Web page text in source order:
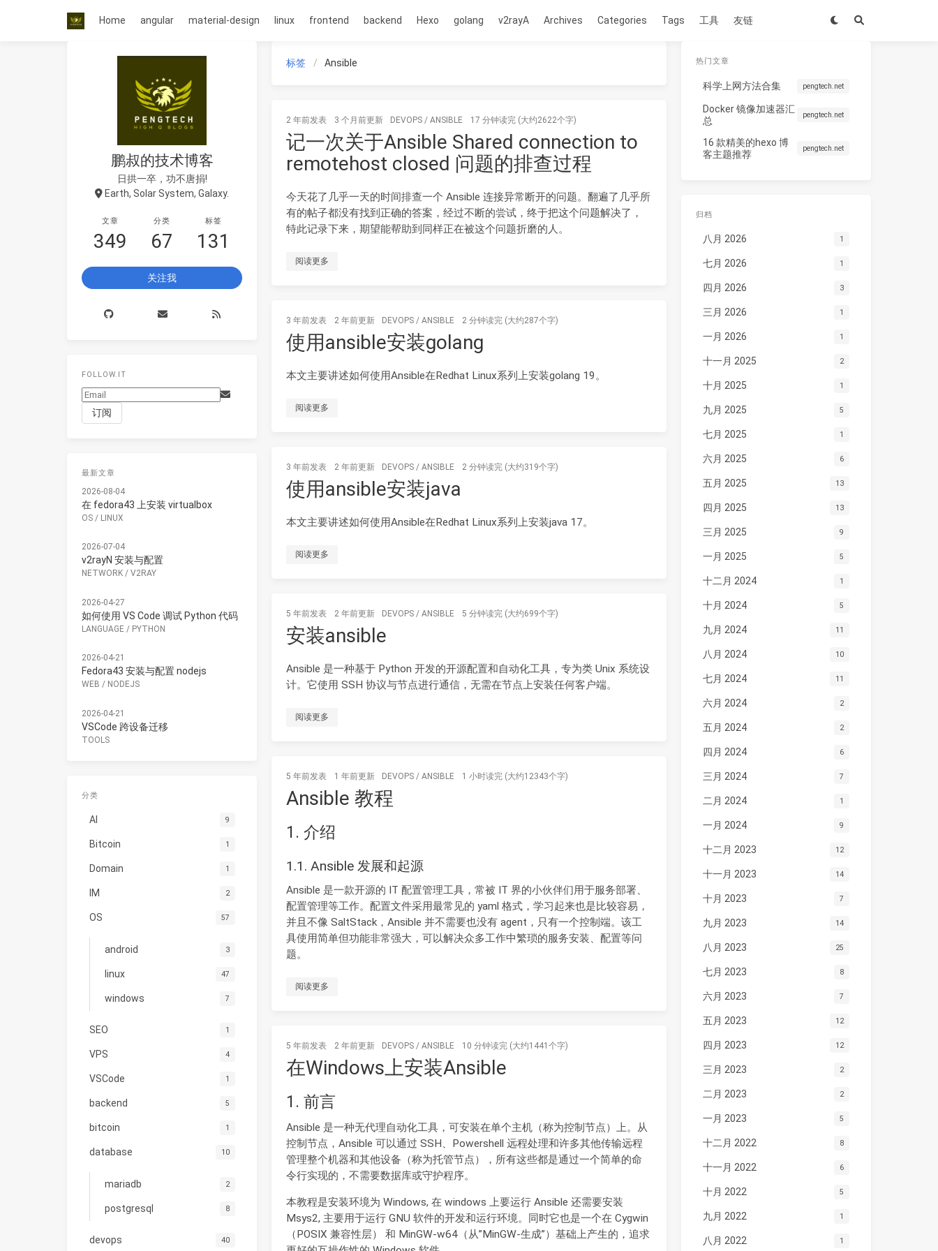
Home angular material-design linux frontend backend Hexo golang v2rayA Archives Categories Tags 工具 友链
标签 Ansible
2 年前发表 3 个月前更新 DEVOPS /ANSIBLE 17 分钟读完 (大约2622个字)
记一次关于Ansible Shared connection to
remotehost closed 问题的排查过程
今天花了几乎一天的时间排查一个 Ansible 连接异常断开的问题。翻遍了几乎所
有的帖子都没有找到正确的答案，经过不断的尝试，终于把这个问题解决了，
特此记录下来，期望能帮助到同样正在被这个问题折磨的人。
阅读更多
3 年前发表 2 年前更新 DEVOPS /ANSIBLE 2 分钟读完 (大约287个字)
使用ansible安装golang
本文主要讲述如何使用Ansible在Redhat Linux系列上安装golang 19。
阅读更多
3 年前发表 2 年前更新 DEVOPS /ANSIBLE 2 分钟读完 (大约319个字)
使用ansible安装java
本文主要讲述如何使用Ansible在Redhat Linux系列上安装java 17。
阅读更多
5 年前发表 2 年前更新 DEVOPS /ANSIBLE 5 分钟读完 (大约699个字)
安装ansible
Ansible 是一种基于 Python 开发的开源配置和自动化工具，专为类 Unix 系统设
计。它使用 SSH 协议与节点进行通信，无需在节点上安装任何客户端。
阅读更多
5 年前发表 1 年前更新 DEVOPS /ANSIBLE 1 小时读完 (大约12343个字)
Ansible 教程
1. 介绍
1.1. Ansible 发展和起源
Ansible 是一款开源的 IT 配置管理工具，常被 IT 界的小伙伴们用于服务部署、
配置管理等工作。配置文件采用最常见的 yaml 格式，学习起来也是比较容易，
并且不像 SaltStack，Ansible 并不需要也没有 agent，只有一个控制端。该工
具使用简单但功能非常强大，可以解决众多工作中繁琐的服务安装、配置等问
题。
阅读更多
5 年前发表 2 年前更新 DEVOPS /ANSIBLE 10 分钟读完 (大约1441个字)
在Windows上安装Ansible
1. 前言
Ansible 是一种无代理自动化工具，可安装在单个主机（称为控制节点）上。从
控制节点，Ansible 可以通过 SSH、Powershell 远程处理和许多其他传输远程
管理整个机器和其他设备（称为托管节点），所有这些都是通过一个简单的命
令行实现的，不需要数据库或守护程序。
本教程是安装环境为 Windows, 在 windows 上要运行 Ansible 还需要安装
Msys2, 主要用于运行 GNU 软件的开发和运行环境。同时它也是一个在 Cygwin
（POSIX 兼容性层） 和 MinGW-w64（从”MinGW-生成”）基础上产生的，追求
鹏叔的技术博客
日拱一卒，功不唐捐!
Earth, Solar System, Galaxy.
文章
349
分类
67
标签
131
关注我
FOLLOW.IT
最新文章
2026-08-04
在 fedora43 上安装 virtualbox
OS / LINUX
2026-07-04
v2rayN 安装与配置
NETWORK / V2RAY
2026-04-27
如何使用 VS Code 调试 Python 代码
LANGUAGE / PYTHON
2026-04-21
Fedora43 安装与配置 nodejs
WEB / NODEJS
2026-04-21
VSCode 跨设备迁移
TOOLS
分类
AI 9
Bitcoin 1
Domain 1
IM 2
OS 57
android 3
linux 47
windows 7
SEO 1
VPS 4
VSCode 1
backend 5
bitcoin 1
database 10
mariadb 2
postgresql 8
devops 40
热门文章
科学上网方法合集 pengtech.net
Docker 镜像加速器汇
总
pengtech.net
16 款精美的hexo 博
客主题推荐
pengtech.net
归档
八月 2026 1
七月 2026 1
四月 2026 3
三月 2026 1
一月 2026 1
十一月 2025 2
十月 2025 1
九月 2025 5
七月 2025 1
六月 2025 6
五月 2025 13
四月 2025 13
三月 2025 9
一月 2025 5
十二月 2024 1
十月 2024 5
九月 2024 11
八月 2024 10
七月 2024 11
六月 2024 2
五月 2024 2
四月 2024 6
三月 2024 7
二月 2024 1
一月 2024 9
十二月 2023 12
十一月 2023 14
十月 2023 7
九月 2023 14
八月 2023 25
七月 2023 8
六月 2023 7
五月 2023 12
四月 2023 12
三月 2023 2
二月 2023 2
一月 2023 5
十二月 2022 8
十一月 2022 6
十月 2022 5
九月 2022 1
八月 2022 1